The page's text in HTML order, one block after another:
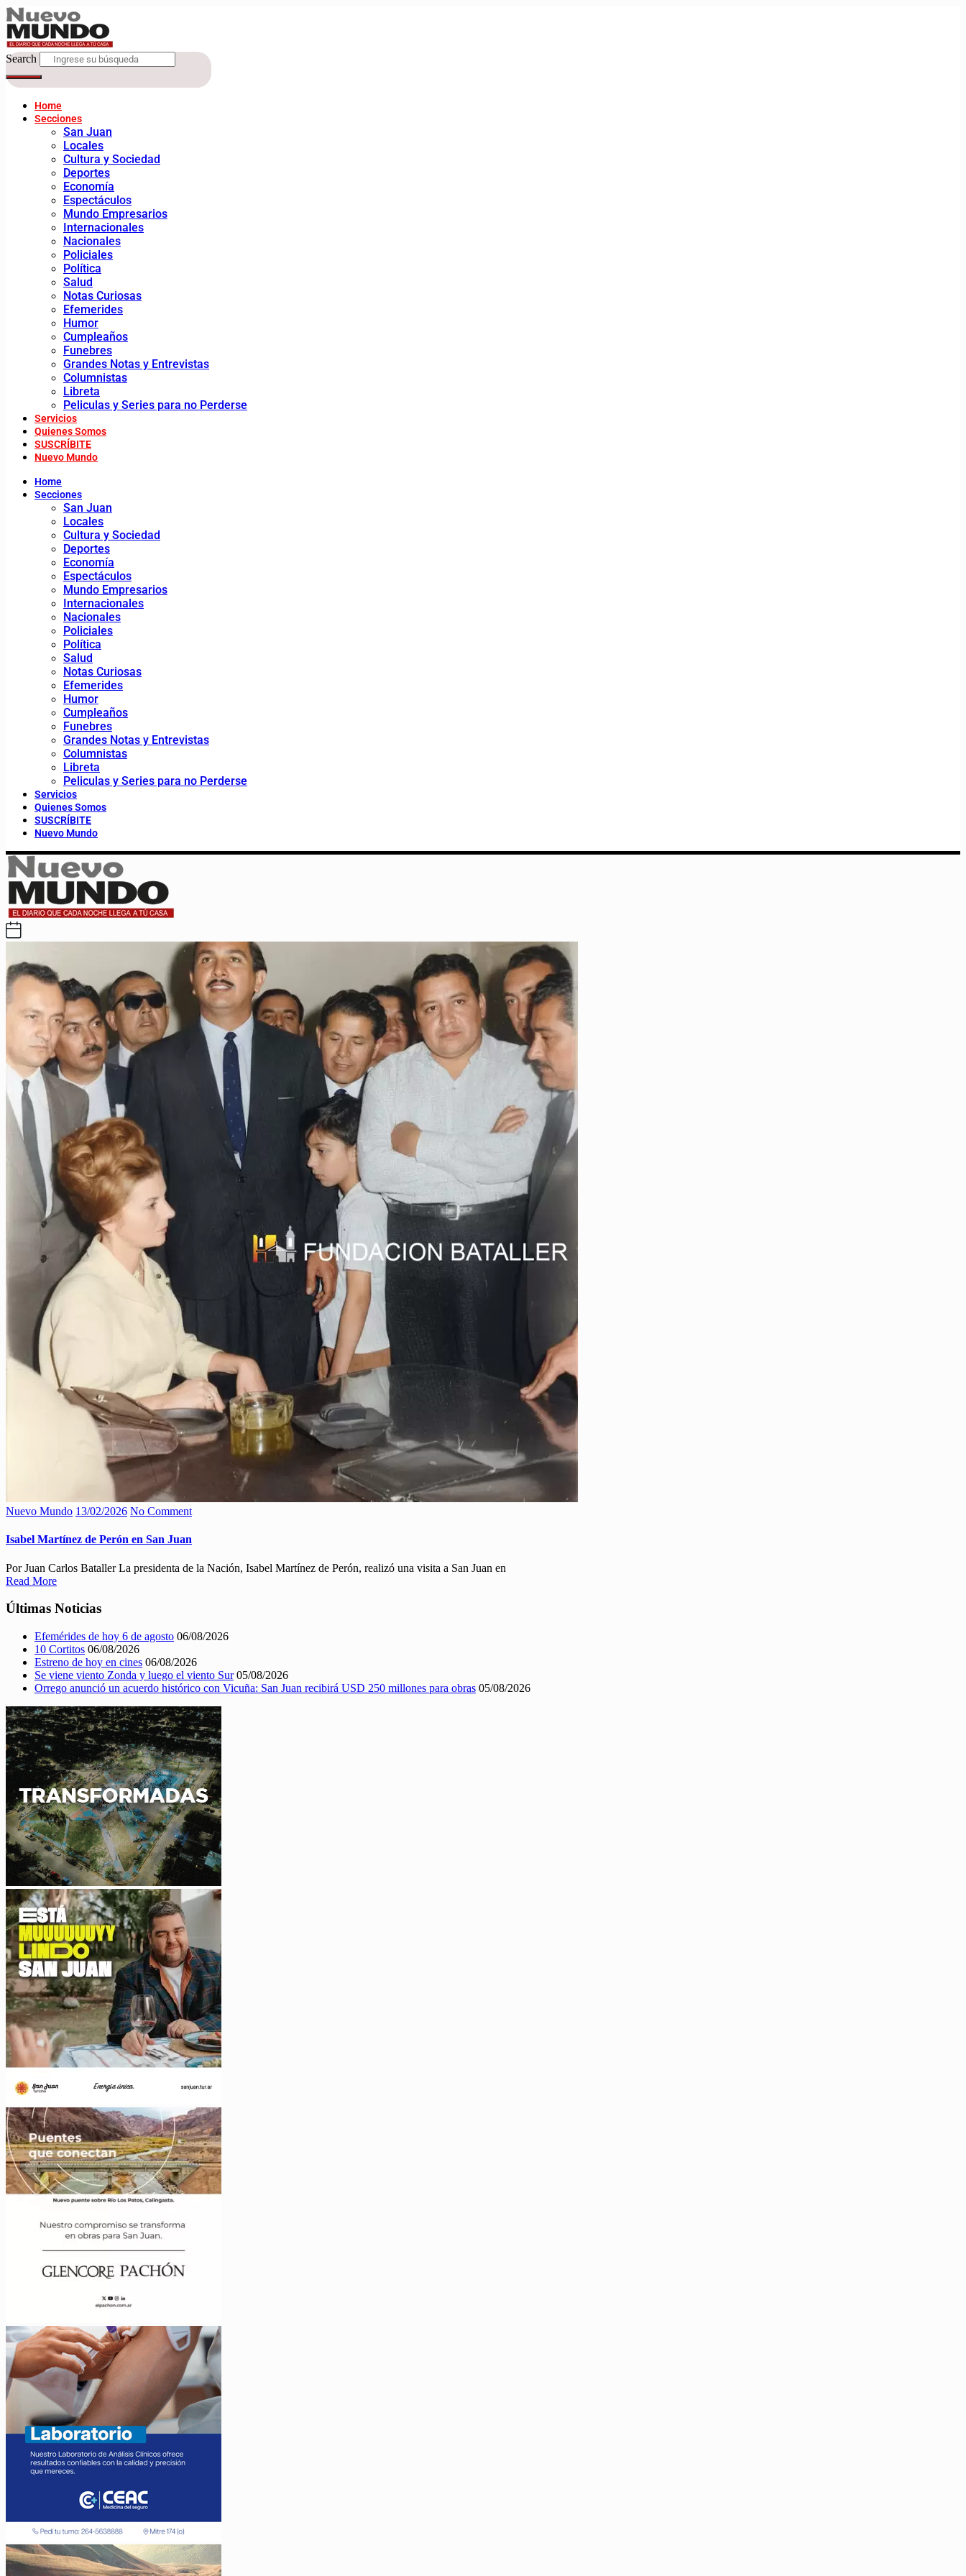
Search
Home
Secciones
San Juan
Locales
Cultura y Sociedad
Deportes
Economía
Espectáculos
Mundo Empresarios
Internacionales
Nacionales
Policiales
Política
Salud
Notas Curiosas
Efemerides
Humor
Cumpleaños
Funebres
Grandes Notas y Entrevistas
Columnistas
Libreta
Peliculas y Series para no Perderse
Servicios
Quienes Somos
SUSCRÍBITE
Nuevo Mundo
Home
Secciones
San Juan
Locales
Cultura y Sociedad
Deportes
Economía
Espectáculos
Mundo Empresarios
Internacionales
Nacionales
Policiales
Política
Salud
Notas Curiosas
Efemerides
Humor
Cumpleaños
Funebres
Grandes Notas y Entrevistas
Columnistas
Libreta
Peliculas y Series para no Perderse
Servicios
Quienes Somos
SUSCRÍBITE
Nuevo Mundo
Nuevo Mundo 13/02/2026 No Comment
Isabel Martínez de Perón en San Juan
Por Juan Carlos Bataller La presidenta de la Nación, Isabel Martínez de Perón, realizó una visita a San Juan en
Read More
Últimas Noticias
Efemérides de hoy 6 de agosto 06/08/2026
10 Cortitos 06/08/2026
Estreno de hoy en cines 06/08/2026
Se viene viento Zonda y luego el viento Sur 05/08/2026
Orrego anunció un acuerdo histórico con Vicuña: San Juan recibirá USD 250 millones para obras 05/08/2026